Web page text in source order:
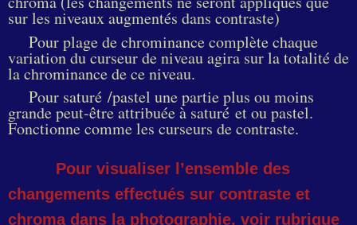
sur les niveaux augmentés dans contraste)
Pour plage de chrominance complète chaque
variation du curseur de niveau agira sur la totalité de
la chrominance de ce niveau.
Pour saturé /pastel une partie plus ou moins
grande peut-être attribuée à saturé et ou pastel.
Fonctionne comme les curseurs de contraste.
Pour visualiser l’ensemble des
changements effectués sur contraste et
chroma dans la photographie, voir rubrique